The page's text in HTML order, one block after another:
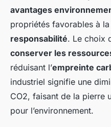
avantages
propriétés favorables à la
responsabilité. Le choix
conserver les
réduisant l’empreinte
industriel signifie une
CO2, faisant de la pierre
pour l’environnement.